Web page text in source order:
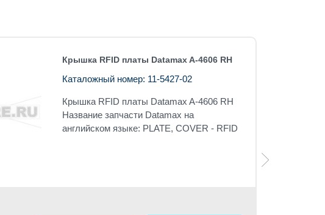
Крышка RFID платы Datamax A-4606 RH
Каталожный номер: 11-5427-02
Крышка RFID платы Datamax A-4606 RH
Название запчасти Datamax на
английском языке: PLATE, COVER - RFID